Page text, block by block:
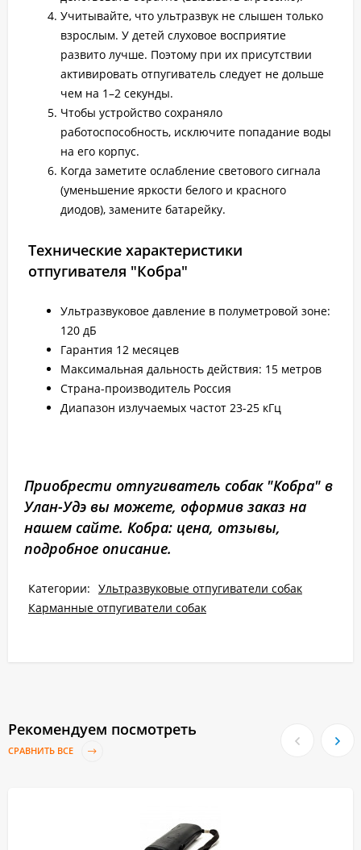
Учитывайте, что ультразвук не слышен только
взрослым. У детей слуховое восприятие
развито лучше. Поэтому при их присутствии
активировать отпугиватель следует не дольше
чем на 1–2 секунды.
Чтобы устройство сохраняло
работоспособность, исключите попадание воды
на его корпус.
Когда заметите ослабление светового сигнала
(уменьшение яркости белого и красного
диодов), замените батарейку.
Технические характеристики
отпугивателя "Кобра"
Ультразвуковое давление в полуметровой зоне:
120 дБ
Гарантия 12 месяцев
Максимальная дальность действия: 15 метров
Страна-производитель Россия
Диапазон излучаемых частот 23-25 кГц
Приобрести отпугиватель собак "Кобра" в
Улан-Удэ вы можете, оформив заказ на
нашем сайте. Кобра: цена, отзывы,
подробное описание.
Категории: Ультразвуковые отпугиватели собак
Карманные отпугиватели собак
Рекомендуем посмотреть
СРАВНИТЬ ВСЕ